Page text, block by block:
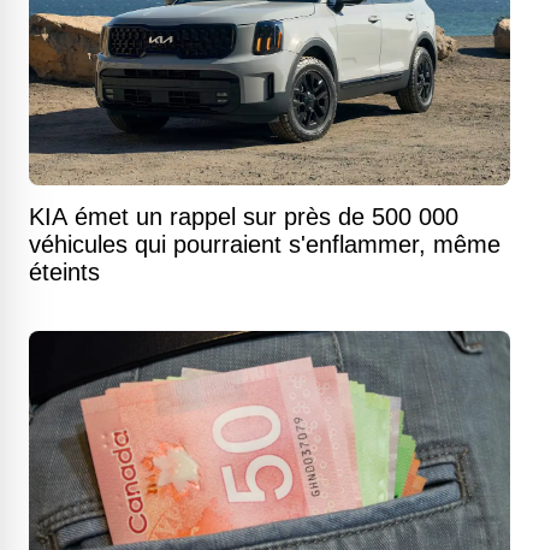
KIA émet un rappel sur près de 500 000
véhicules qui pourraient s'enflammer, même
éteints